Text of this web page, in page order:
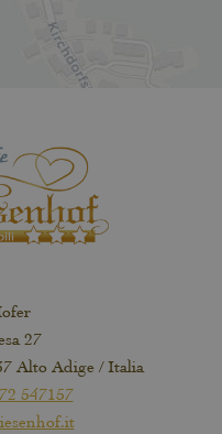
27
Alto Adige / Italia
547157